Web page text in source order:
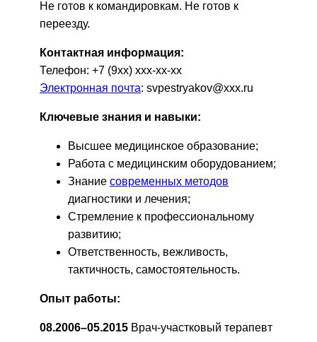
Не готов к командировкам. Не готов к
переезду.
Контактная информация:
Телефон: +7 (9хх) ххх-хх-хх
Электронная почта: svpestryakov@ххх.ru
Ключевые знания и навыки:
Высшее медицинское образование;
Работа с медицинским оборудованием;
Знание современных методов
диагностики и лечения;
Стремление к профессиональному
развитию;
Ответственность, вежливость,
тактичность, самостоятельность.
Опыт работы:
08.2006–05.2015 Врач-участковый терапевт